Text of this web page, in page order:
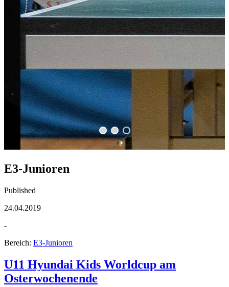
E3-Junioren
Published
24.04.2019
-
Bereich: E3-Junioren
U11 Hyundai Kids Worldcup am
Osterwochenende